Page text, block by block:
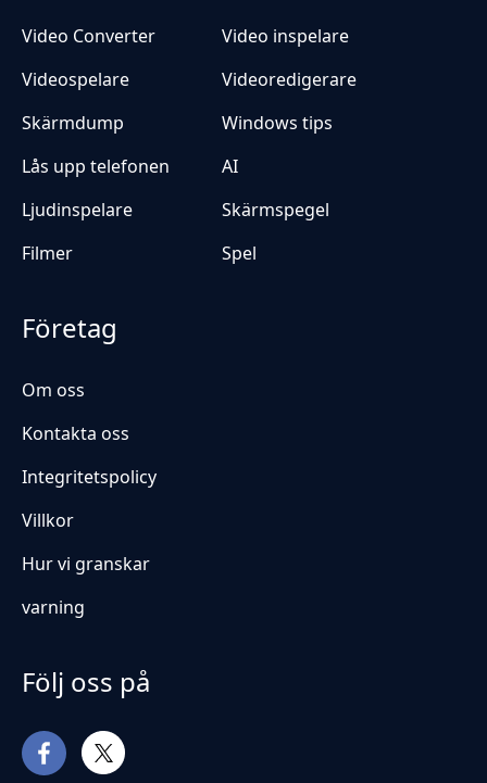
Video Converter
Video inspelare
Videospelare
Videoredigerare
Skärmdump
Windows tips
Lås upp telefonen
AI
Ljudinspelare
Skärmspegel
Filmer
Spel
Företag
Om oss
Kontakta oss
Integritetspolicy
Villkor
Hur vi granskar
varning
Följ oss på